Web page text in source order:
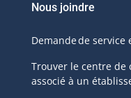
Nous joindre
Demande de service
Trouver le centre de
associé à un